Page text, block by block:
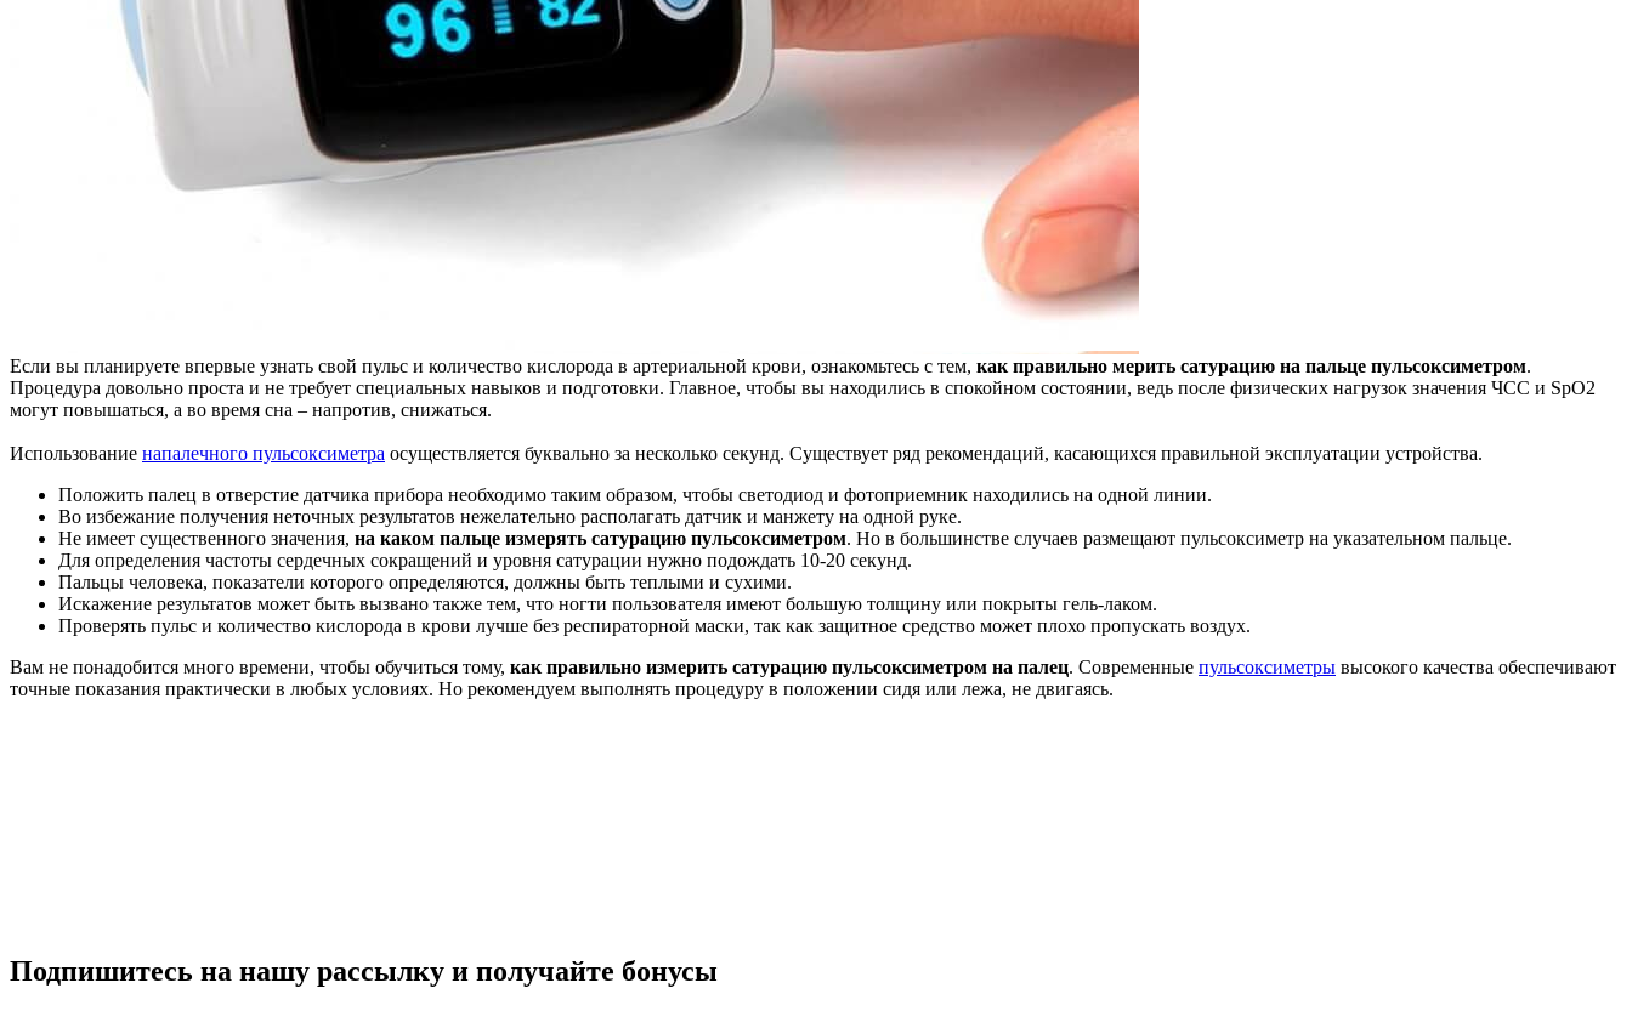
Если вы планируете впервые узнать свой пульс и количество кислорода в артериальной крови, ознакомьтесь с тем, как правильно мерить сатурацию на пальце пульсоксиметром.
Процедура довольно проста и не требует специальных навыков и подготовки. Главное, чтобы вы находились в спокойном состоянии, ведь после физических нагрузок значения ЧСС и SpO2
могут повышаться, а во время сна – напротив, снижаться.
Использование напалечного пульсоксиметра осуществляется буквально за несколько секунд. Существует ряд рекомендаций, касающихся правильной эксплуатации устройства.
Положить палец в отверстие датчика прибора необходимо таким образом, чтобы светодиод и фотоприемник находились на одной линии.
Во избежание получения неточных результатов нежелательно располагать датчик и манжету на одной руке.
Не имеет существенного значения, на каком пальце измерять сатурацию пульсоксиметром. Но в большинстве случаев размещают пульсоксиметр на указательном пальце.
Для определения частоты сердечных сокращений и уровня сатурации нужно подождать 10-20 секунд.
Пальцы человека, показатели которого определяются, должны быть теплыми и сухими.
Искажение результатов может быть вызвано также тем, что ногти пользователя имеют большую толщину или покрыты гель-лаком.
Проверять пульс и количество кислорода в крови лучше без респираторной маски, так как защитное средство может плохо пропускать воздух.
Вам не понадобится много времени, чтобы обучиться тому, как правильно измерить сатурацию пульсоксиметром на палец. Современные пульсоксиметры высокого качества обеспечивают
точные показания практически в любых условиях. Но рекомендуем выполнять процедуру в положении сидя или лежа, не двигаясь.
Подпишитесь на нашу рассылку и получайте бонусы